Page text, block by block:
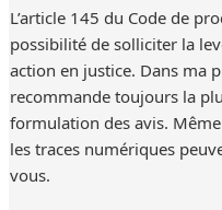
L’article 145 du Code de
possibilité de solliciter la
action en justice. Dans ma
recommande toujours la
formulation des avis.
les traces numériques
vous.